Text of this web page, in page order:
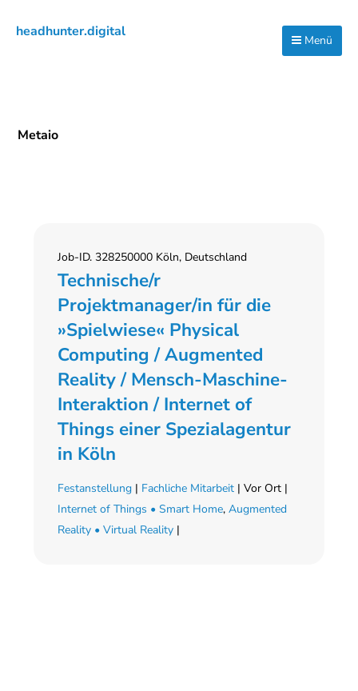
Hauptnavigation
Inhalt
Seitenspalte
headhunter.digital
Menü
Metaio
Job-ID. 328250000 Köln, Deutschland
Technische/r
Projektmanager/in für die
»Spielwiese« Physical
Computing / Augmented
Reality / Mensch-Maschine-
Interaktion / Internet of
Things einer Spezialagentur
in Köln
Festanstellung | Fachliche Mitarbeit | Vor Ort |
Internet of Things • Smart Home,Augmented
Reality • Virtual Reality |